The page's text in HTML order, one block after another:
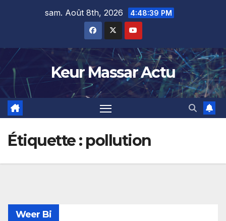
sam. Août 8th, 2026 4:48:40 PM
Keur Massar Actu
Étiquette : pollution
Weer Bi